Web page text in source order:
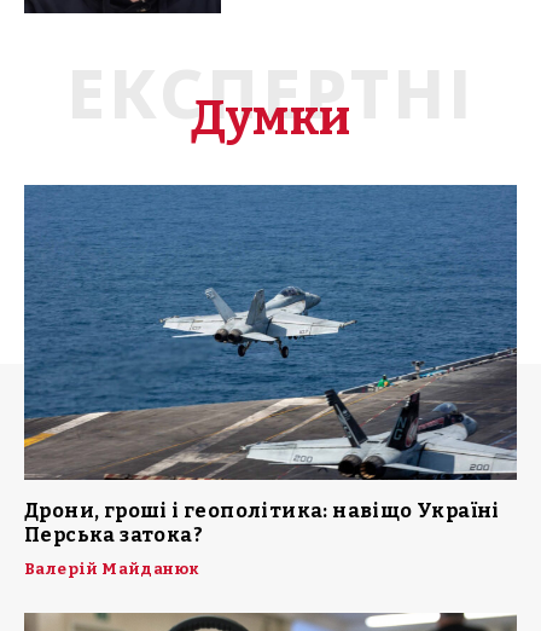
ЕКСПЕРТНІ
Думки
Дрони, гроші і геополітика: навіщо Україні
Перська затока?
Валерій Майданюк